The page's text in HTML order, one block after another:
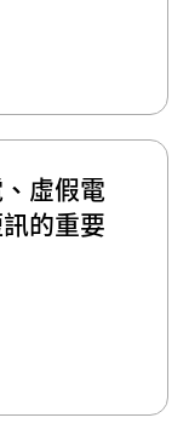
虛假電
的重要